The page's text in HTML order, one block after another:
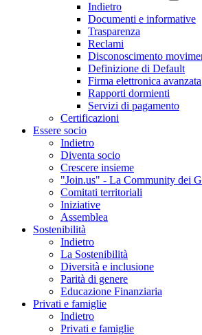
Indietro
Documenti e informative
Trasparenza
Reclami
Disconoscimento
Definizione di Default
Firma elettronica avanzata
Rapporti dormienti
Servizi di pagamento
Certificazioni
Essere socio
Indietro
Diventa socio
Crescere insieme
"Join.us" - La Community dei
Comitati territoriali
Iniziative
Assemblea
Sostenibilità
Indietro
La Sostenibilità
Diversità e inclusione
Parità di genere
Educazione Finanziaria
Privati e famiglie
Indietro
Privati e famiglie